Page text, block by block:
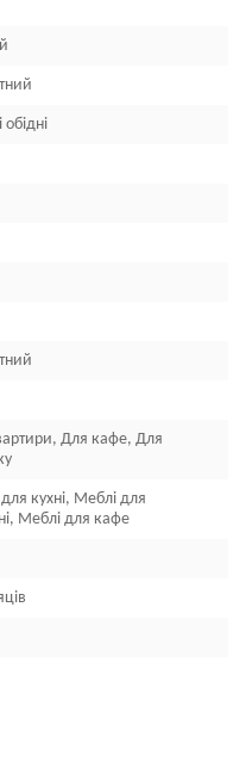
обідні
Для кафе, Для
кухні, Меблі для
Меблі для кафе